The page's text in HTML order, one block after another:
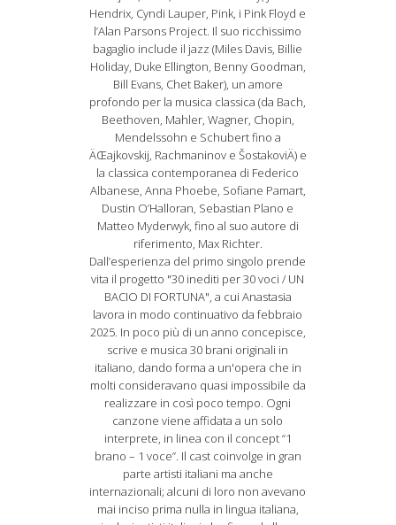
Hendrix, Cyndi Lauper, Pink, i Pink Floyd e
l’Alan Parsons Project. Il suo ricchissimo
bagaglio include il jazz (Miles Davis, Billie
Holiday, Duke Ellington, Benny Goodman,
Bill Evans, Chet Baker), un amore
profondo per la musica classica (da Bach,
Beethoven, Mahler, Wagner, Chopin,
Mendelssohn e Schubert fino a
ÄŒajkovskij, Rachmaninov e ŠostakoviÄ) e
la classica contemporanea di Federico
Albanese, Anna Phoebe, Sofiane Pamart,
Dustin O’Halloran, Sebastian Plano e
Matteo Myderwyk, fino al suo autore di
riferimento, Max Richter.
Dall’esperienza del primo singolo prende
vita il progetto "30 inediti per 30 voci / UN
BACIO DI FORTUNA", a cui Anastasia
lavora in modo continuativo da febbraio
2025. In poco più di un anno concepisce,
scrive e musica 30 brani originali in
italiano, dando forma a un'opera che in
molti consideravano quasi impossibile da
realizzare in così poco tempo. Ogni
canzone viene affidata a un solo
interprete, in linea con il concept “1
brano – 1 voce”. Il cast coinvolge in gran
parte artisti italiani ma anche
internazionali; alcuni di loro non avevano
mai inciso prima nulla in lingua italiana,